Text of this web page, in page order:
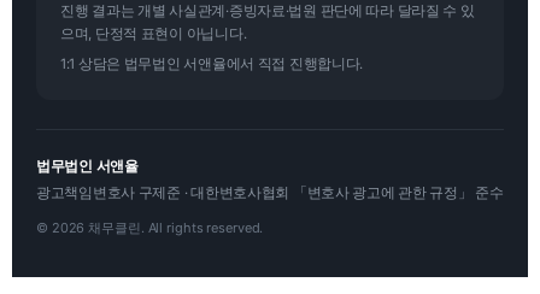
진행 결과는 개별 사실관계·증빙자료·법원 판단에 따라 달라질 수 있
으며, 단정적 표현이 아닙니다.
1:1 상담은 법무법인 서앤율에서 직접 진행합니다.
법무법인 서앤율
광고책임변호사 구제준 · 대한변호사협회 「변호사 광고에 관한 규정」 준수
© 2026 채무클린. All rights reserved.